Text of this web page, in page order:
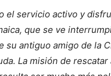
el servicio activo y
que se ve
su antiguo amigo de la
La misión de